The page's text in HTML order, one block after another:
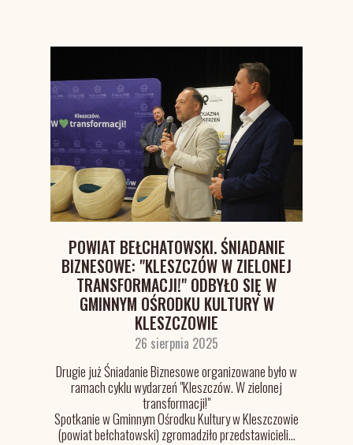
POWIAT BEŁCHATOWSKI. ŚNIADANIE
BIZNESOWE: "KLESZCZÓW W ZIELONEJ
TRANSFORMACJI!" ODBYŁO SIĘ W
GMINNYM OŚRODKU KULTURY W
KLESZCZOWIE
26 sierpnia 2025
Drugie już Śniadanie Biznesowe organizowane było w
ramach cyklu wydarzeń "Kleszczów. W zielonej
transformacji!"
Spotkanie w Gminnym Ośrodku Kultury w Kleszczowie
(powiat bełchatowski) zgromadziło przedstawicieli...